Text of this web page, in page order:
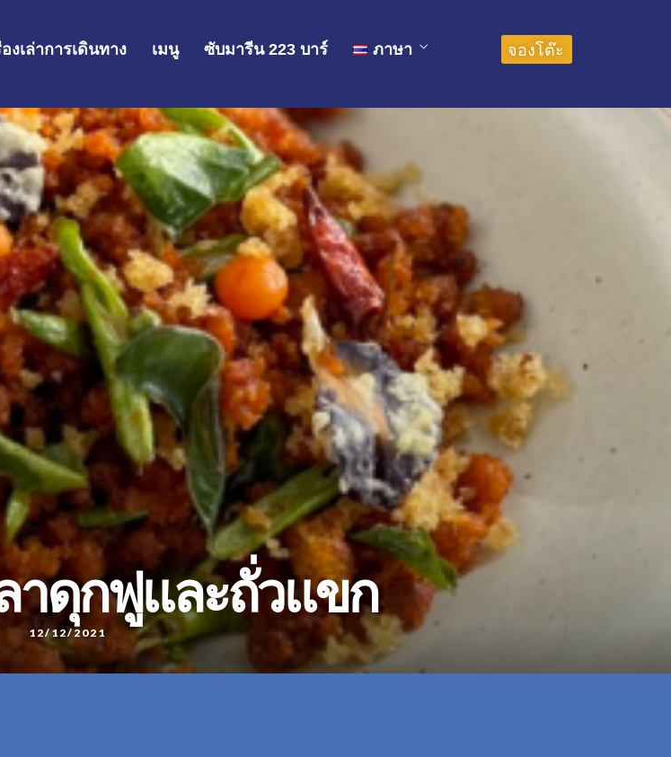
องเล่าการเดินทาง เมนู ซับมารีน 223 บาร์ ภาษา จองโต๊ะ
าดุกฟูและถั่วแขก
12/12/2021